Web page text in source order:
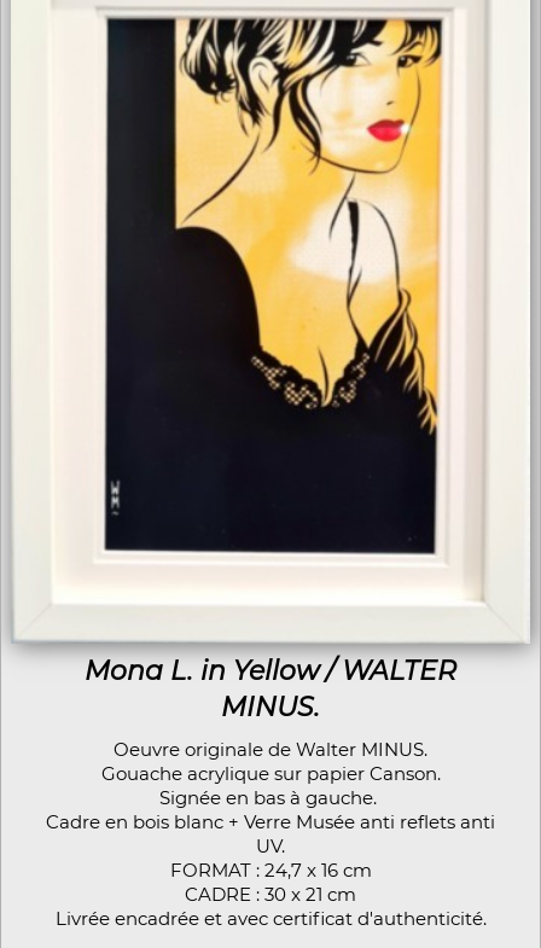
Mona L. in Yellow / WALTER
MINUS.
Oeuvre originale de Walter MINUS.
Gouache acrylique sur papier Canson.
Signée en bas à gauche.
Cadre en bois blanc + Verre Musée anti reflets anti
UV.
FORMAT : 24,7 x 16 cm
CADRE : 30 x 21 cm
Livrée encadrée et avec certificat d'authenticité.